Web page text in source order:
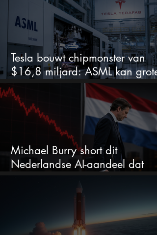
Tesla bouwt chipmonster van
$16,8 miljard: ASML kan grote
winnaar worden
Michael Burry short dit
Nederlandse AI-aandeel dat